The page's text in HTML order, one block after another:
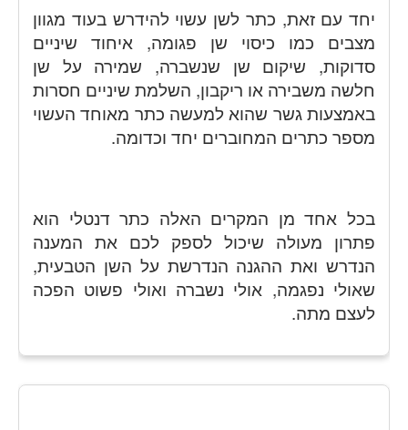
יחד עם זאת, כתר לשן עשוי להידרש בעוד מגוון
מצבים כמו כיסוי שן פגומה, איחוד שיניים
סדוקות, שיקום שן שנשברה, שמירה על שן
חלשה משבירה או ריקבון, השלמת שיניים חסרות
באמצעות גשר שהוא למעשה כתר מאוחד העשוי
מספר כתרים המחוברים יחד וכדומה.
בכל אחד מן המקרים האלה כתר דנטלי הוא
פתרון מעולה שיכול לספק לכם את המענה
הנדרש ואת ההגנה הנדרשת על השן הטבעית,
שאולי נפגמה, אולי נשברה ואולי פשוט הפכה
לעצם מתה.